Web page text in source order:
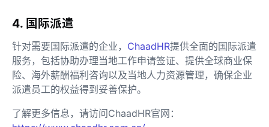
4. 国际派遣
针对需要国际派遣的企业， ChaadHR提供全面的国际派遣
服务，包括协助办理当地工作申请签证、提供全球商业保
险、海外薪酬福利咨询以及当地人力资源管理，确保企业
派遣员工的权益得到妥善保护。
了解更多信息，请访问ChaadHR官网：